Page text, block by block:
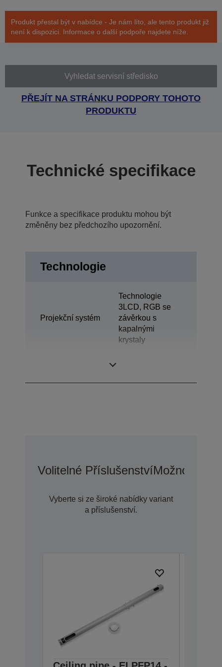
Produkt přestal být v nabídce - Je nám líto, ale tento produkt již
není k dispozici. Informace o další podpoře najdete níže.
Vyhledat servisní středisko
PŘEJÍT NA STRÁNKU PODPORY TOHOTO
PRODUKTU
Technické specifikace
Funkce a specifikace produktu mohou být
změněny bez předchozího upozornění.
Technologie
Projekční systém
Technologie
3LCD, RGB se
závěrkou s
kapalnými
krystaly
Volitelné PříslušenstvíMožnosti
Vyberte si ze široké nabídky variant
a příslušenství.